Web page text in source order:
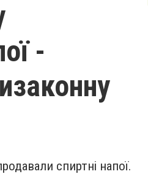
-
спиртні напої.